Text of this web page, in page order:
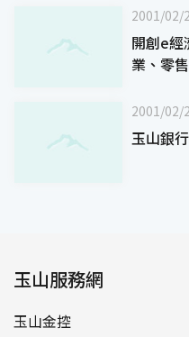
2001/02/
開創e經
業、零
2001/02/
玉山銀
玉山服務網
玉山金控